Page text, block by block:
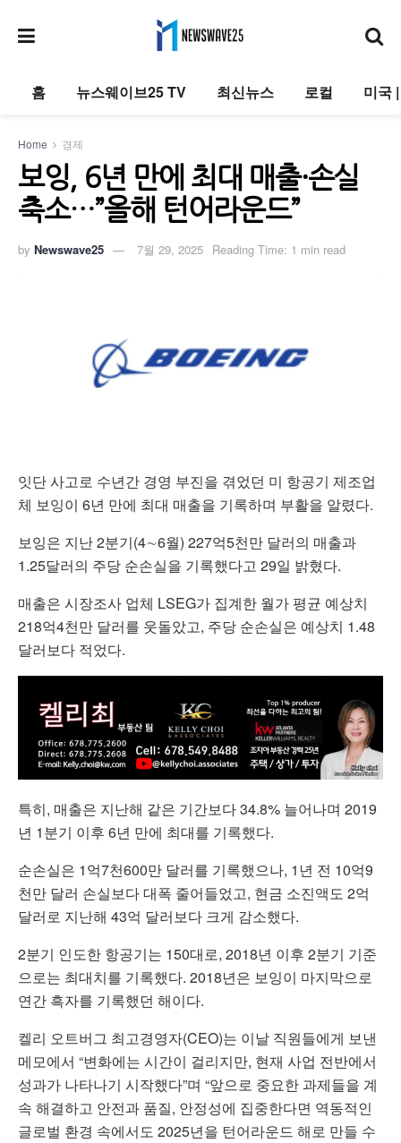
홈 뉴스웨이브25 TV 최신뉴스 로컬 미국
Home 경제
보잉, 6년 만에 최대 매출·손실
축소…”올해 턴어라운드”
by Newswave25 7월 29, 2025 Reading Time: 1 min read
잇단 사고로 수년간 경영 부진을 겪었던 미 항공기 제조업
체 보잉이 6년 만에 최대 매출을 기록하며 부활을 알렸다.
보잉은 지난 2분기(4∼6월) 227억5천만 달러의 매출과
1.25달러의 주당 순손실을 기록했다고 29일 밝혔다.
매출은 시장조사 업체 LSEG가 집계한 월가 평균 예상치
218억4천만 달러를 웃돌았고, 주당 순손실은 예상치 1.48
달러보다 적었다.
특히, 매출은 지난해 같은 기간보다 34.8% 늘어나며 2019
년 1분기 이후 6년 만에 최대를 기록했다.
순손실은 1억7천600만 달러를 기록했으나, 1년 전 10억9
천만 달러 손실보다 대폭 줄어들었고, 현금 소진액도 2억
달러로 지난해 43억 달러보다 크게 감소했다.
2분기 인도한 항공기는 150대로, 2018년 이후 2분기 기준
으로는 최대치를 기록했다. 2018년은 보잉이 마지막으로
연간 흑자를 기록했던 해이다.
켈리 오트버그 최고경영자(CEO)는 이날 직원들에게 보낸
메모에서 “변화에는 시간이 걸리지만, 현재 사업 전반에서
성과가 나타나기 시작했다”며 “앞으로 중요한 과제들을 계
속 해결하고 안전과 품질, 안정성에 집중한다면 역동적인
글로벌 환경 속에서도 2025년을 턴어라운드 해로 만들 수